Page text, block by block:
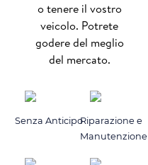
o tenere il vostro
veicolo. Potrete
godere del meglio
del mercato.
Senza AnticipoRiparazione e
Manutenzione